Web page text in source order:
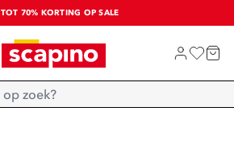
TOT 70% KORTING OP SALE
SALE: LAATSTE KANS!
SHOP NIEUW
Home